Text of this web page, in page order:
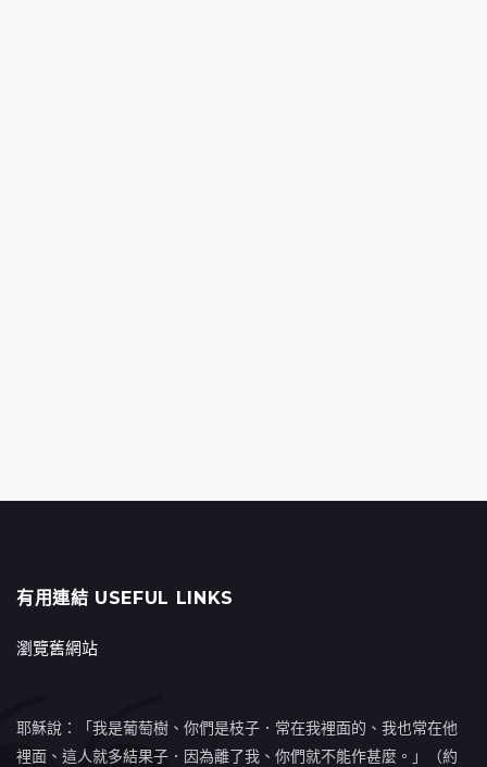
有用連結 USEFUL LINKS
瀏覽舊網站
耶穌說：「我是葡萄樹、你們是枝子．常在我裡面的、我也常在他
裡面、這人就多結果子．因為離了我、你們就不能作甚麼。」（約